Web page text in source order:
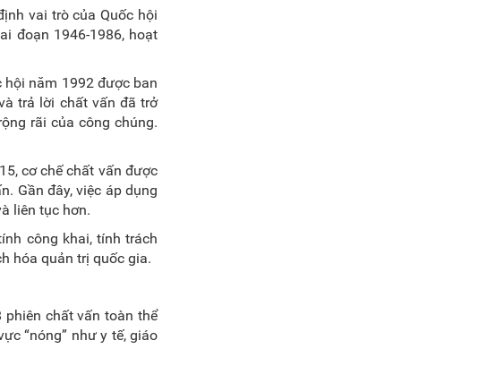
vai trò của Quốc hội
đoạn 1946-1986, hoạt
hội năm 1992 được ban
trả lời chất vấn đã trở
rãi của công chúng.
cơ chế chất vấn được
Gần đây, việc áp dụng
liên tục hơn.
công khai, tính trách
hóa quản trị quốc gia.
phiên chất vấn toàn thể
“nóng” như y tế, giáo